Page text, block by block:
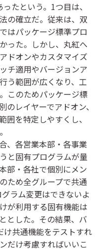
たという。1つ目は、
の確立だ。従来は、双
はパッケージ標準プロ
った。しかし、丸紅へ
ドオンやカスタマイズ
チ適用やバージョンア
う範囲が広くなり、工
このためパッケージ標
レイヤーでアドオン、
囲を特定しやすくし、
、各営業本部・各事業
と固有プログラムが量
部・各社で個別にメン
ため全グループで共通
ラム変更はできないよ
が利用する固有機能は
とした。その結果、バ
け共通機能をテストすれ
だけ考慮すればいいこ